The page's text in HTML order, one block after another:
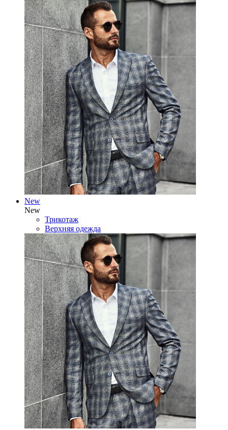
New
New
Трикотаж
Верхняя одежда